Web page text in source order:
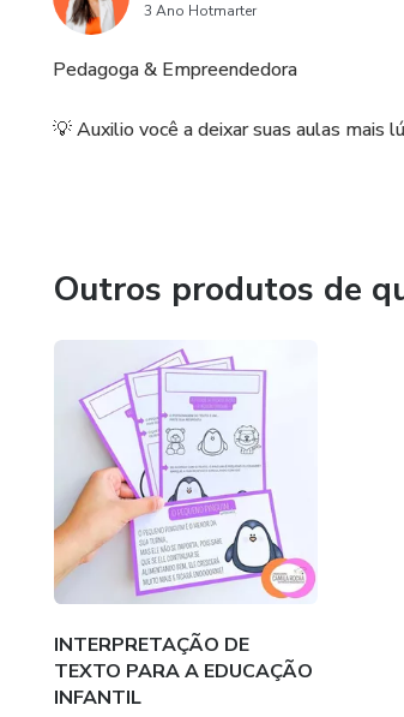
3 Ano Hotmarter
Pedagoga & Empreendedora
💡 Auxilio você a deixar suas aulas mais
Outros produtos de
INTERPRETAÇÃO DE
TEXTO PARA A EDUCAÇÃO
INFANTIL